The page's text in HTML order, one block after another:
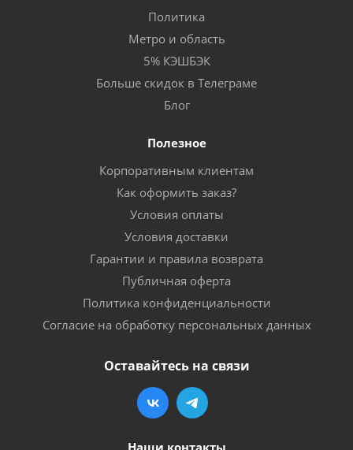
Политика
Метро и область
5% КЭШБЭК
Больше скидок в Телеграме
Блог
Полезное
Корпоративным клиентам
Как оформить заказ?
Условия оплаты
Условия доставки
Гарантии и правила возврата
Публичная оферта
Политика конфиденциальности
Согласие на обработку персональных данных
Оставайтесь на связи
Наши контакты